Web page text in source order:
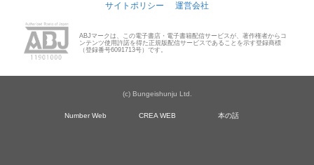
サイトポリシー 運営会社
ABJマークは、この電子書店・電子書籍配信サービスが、著作権者からコ
ンテンツ使用許諾を得た正規版配信サービスであることを示す登録商標
（登録番号6091713号）です。
(c) Bungeishunju Ltd.
Number Web CREA WEB 本の話